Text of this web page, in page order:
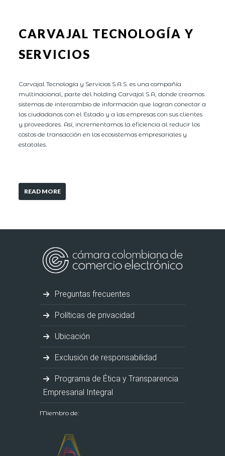
CARVAJAL TECNOLOGÍA Y
SERVICIOS
Carvajal Tecnología y Servicios S.A.S. es una compañía
multinacional, parte del holding Carvajal S.A, donde creamos
sistemas de intercambio de información que logran conectar a
los ciudadanos con el Estado y a las empresas con sus clientes
y proveedores. Así, incrementamos la eficiencia al reducir los
costos de transacción en los ecosistemas empresariales y
estatales.
READ MORE
Preguntas frecuentes
Políticas de privacidad
Ubicación
Exclusión de responsabilidad
Programa de Ética y Transparencia
Empresarial Integral
Miembro de: